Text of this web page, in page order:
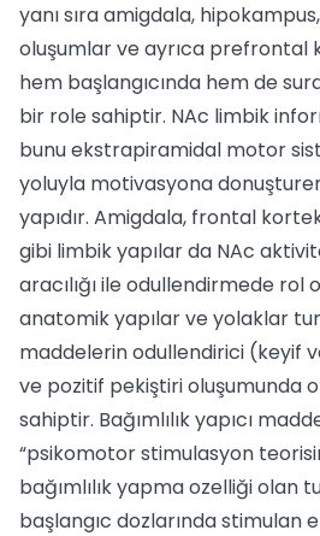
yanı sıra amigdala,
oluşumlar ve ayrıca prefrontal
hem başlangıcında hem de
bir role sahiptir. NAc limbik
bunu ekstrapiramidal motor
yoluyla motivasyona
yapıdır. Amigdala, frontal
gibi limbik yapılar da NAc
aracılığı ile odullendirmede rol
anatomik yapılar ve yolaklar
maddelerin odullendirici (keyif
ve pozitif pekiştiri oluşumunda
sahiptir. Bağımlılık yapıcı
“psikomotor stimulasyon
bağımlılık yapma ozelliği olan
başlangıc dozlarında stimulan